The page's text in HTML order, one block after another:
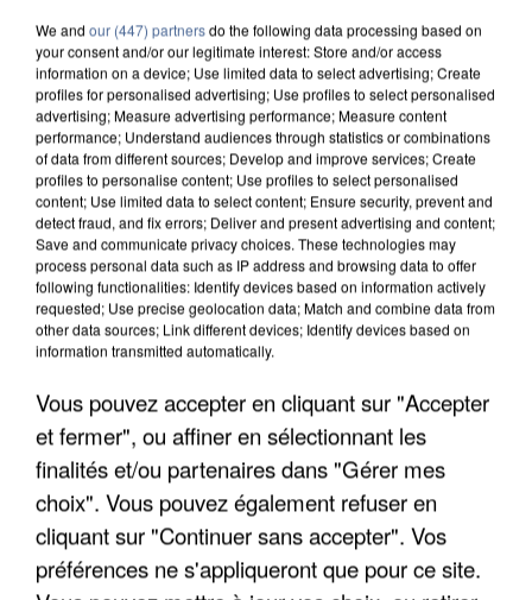
APRÈS TOUTES CES CANICULES, LES REFUGES
DE FAUNE SAUVAGE SONT...
We and our (447) partnersdo the following data processing based on
your consent and/or our legitimate interest: Store and/or access
information on a device; Use limited data to select advertising; Create
profiles for personalised advertising; Use profiles to select personalised
advertising; Measure advertising performance; Measure content
performance; Understand audiences through statistics or combinations
of data from different sources; Develop and improve services; Create
profiles to personalise content; Use profiles to select personalised
content; Use limited data to select content; Ensure security, prevent and
detect fraud, and fix errors; Deliver and present advertising and content;
Save and communicate privacy choices. These technologies may
process personal data such as IP address and browsing data to offer
following functionalities: Identify devices based on information actively
requested; Use precise geolocation data; Match and combine data from
other data sources; Link different devices; Identify devices based on
information transmitted automatically.
Vous pouvez accepter en cliquant sur "Accepter
et fermer", ou affiner en sélectionnant les
finalités et/ou partenaires dans "Gérer mes
choix". Vous pouvez également refuser en
cliquant sur "Continuer sans accepter". Vos
préférences ne s'appliqueront que pour ce site.